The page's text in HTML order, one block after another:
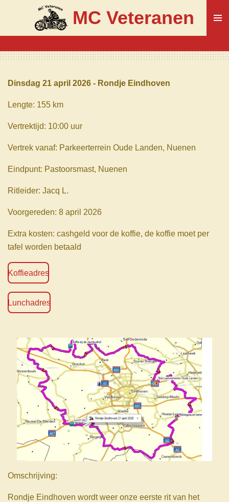
naar
de
MC Veteranen
Dinsdag 21 april 2026 - Rondje Eindhoven
Lengte: 155 km
Vertrektijd: 10:00 uur
Vertrek vanaf: Parkeerterrein Oude Landen, Nuenen
Eindpunt: Pastoorsmast, Nuenen
Ritleider: Jacq L.
Voorgereden: 8 april 2026
Extra kosten: cashgeld voor de koffie, de koffie moet per
tafel worden betaald
Koffieadres
Lunchadres
Omschrijving:
Rondje Eindhoven wordt weer onze eerste rit van het